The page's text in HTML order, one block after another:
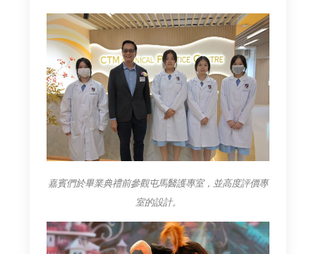
嘉賓們於畢業典禮前參觀屯馬醫護專室，並高度評價專
室的設計。